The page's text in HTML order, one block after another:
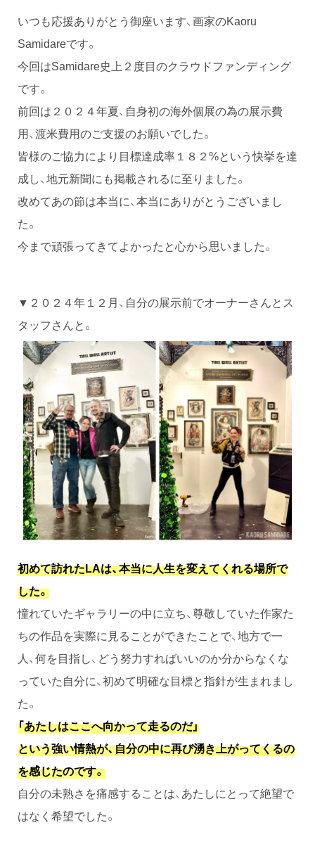
いつも応援ありがとう御座います、画家のKaoru
Samidareです。
今回はSamidare史上２度目のクラウドファンディング
です。
前回は２０２４年夏、自身初の海外個展の為の展示費
用、渡米費用のご支援のお願いでした。
皆様のご協力により目標達成率１８２%という快挙を達
成し、地元新聞にも掲載されるに至りました。
改めてあの節は本当に、本当にありがとうございまし
た。
今まで頑張ってきてよかったと心から思いました。
▼２０２４年１２月、自分の展示前でオーナーさんとス
タッフさんと。
初めて訪れたLAは、本当に人生を変えてくれる場所で
した。
憧れていたギャラリーの中に立ち、尊敬していた作家た
ちの作品を実際に見ることができたことで、地方で一
人、何を目指し、どう努力すればいいのか分からなくな
っていた自分に、初めて明確な目標と指針が生まれまし
た。
「あたしはここへ向かって走るのだ」
という強い情熱が、自分の中に再び湧き上がってくるの
を感じたのです。
自分の未熟さを痛感することは、あたしにとって絶望で
はなく希望でした。